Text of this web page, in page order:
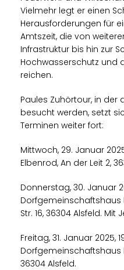
Vielmehr legt er einen
Herausforderungen für
Amtszeit, die von
Infrastruktur bis hin zur
Hochwasserschutz und
reichen.
Paules Zuhörtour, in der
besucht werden, setzt
Terminen weiter fort:
Mittwoch, 29. Januar
Elbenrod, An der Leit 2,
Donnerstag, 30. Januar
Dorfgemeinschaftshaus
Str. 16, 36304 Alsfeld. Mit
Freitag, 31. Januar 2025,
Dorfgemeinschaftshaus
36304 Alsfeld.